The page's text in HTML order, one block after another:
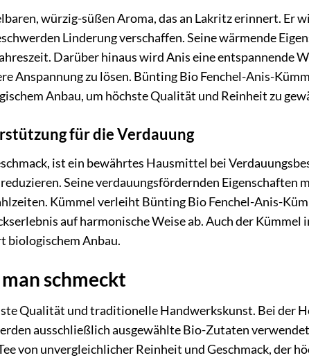
würzig-süßen Aroma, das an Lakritz erinnert. Er
Linderung verschaffen. Seine wärmende
Darüber hinaus wird Anis eine entspannende
Anspannung zu lösen. Bünting Bio Fenchel-Anis-
Anbau, um höchste Qualität und Reinheit zu
für die Verdauung
ist ein bewährtes Hausmittel bei
Seine verdauungsfördernden Eigenschaften
Kümmel verleiht Bünting Bio Fenchel-Anis-
auf harmonische Weise ab. Auch der Kümmel
biologischem Anbau.
schmeckt
Qualität und traditionelle Handwerkskunst. Bei der
ausschließlich ausgewählte Bio-Zutaten
von unvergleichlicher Reinheit und Geschmack, der